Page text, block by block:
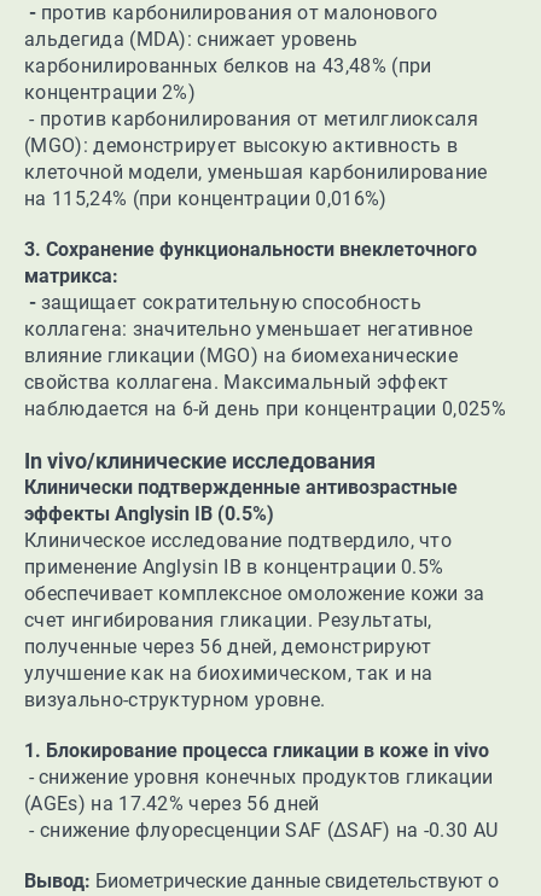
- против карбонилирования от малонового
альдегида (MDA): снижает уровень
карбонилированных белков на 43,48% (при
концентрации 2%)
- против карбонилирования от метилглиоксаля
(MGO): демонстрирует высокую активность в
клеточной модели, уменьшая карбонилирование
на 115,24% (при концентрации 0,016%)
3. Сохранение функциональности внеклеточного
матрикса:
- защищает сократительную способность
коллагена: значительно уменьшает негативное
влияние гликации (MGO) на биомеханические
свойства коллагена. Максимальный эффект
наблюдается на 6-й день при концентрации 0,025%
In vivo/клинические исследования
Клинически подтвержденные антивозрастные
эффекты Anglysin IB (0.5%)
Клиническое исследование подтвердило, что
применение Anglysin IB в концентрации 0.5%
обеспечивает комплексное омоложение кожи за
счет ингибирования гликации. Результаты,
полученные через 56 дней, демонстрируют
улучшение как на биохимическом, так и на
визуально-структурном уровне.
1. Блокирование процесса гликации в коже in vivo
- снижение уровня конечных продуктов гликации
(AGEs) на 17.42% через 56 дней
- снижение флуоресценции SAF (∆SAF) на -0.30 AU
Вывод: Биометрические данные свидетельствуют о